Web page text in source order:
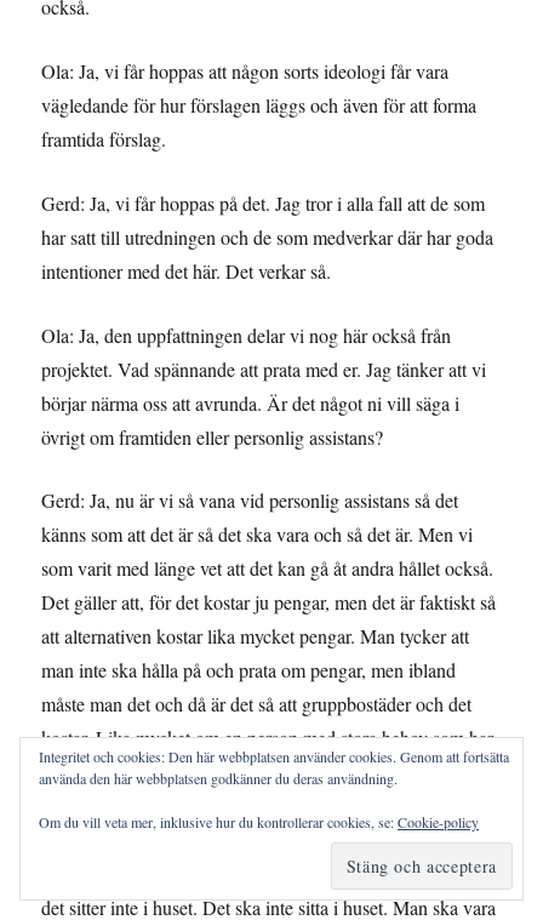
också.
Ola: Ja, vi får hoppas att någon sorts ideologi får vara
vägledande för hur förslagen läggs och även för att forma
framtida förslag.
Gerd: Ja, vi får hoppas på det. Jag tror i alla fall att de som
har satt till utredningen och de som medverkar där har goda
intentioner med det här. Det verkar så.
Ola: Ja, den uppfattningen delar vi nog här också från
projektet. Vad spännande att prata med er. Jag tänker att vi
börjar närma oss att avrunda. Är det något ni vill säga i
övrigt om framtiden eller personlig assistans?
Gerd: Ja, nu är vi så vana vid personlig assistans så det
känns som att det är så det ska vara och så det är. Men vi
som varit med länge vet att det kan gå åt andra hållet också.
Det gäller att, för det kostar ju pengar, men det är faktiskt så
att alternativen kostar lika mycket pengar. Man tycker att
man inte ska hålla på och prata om pengar, men ibland
måste man det och då är det så att gruppbostäder och det
kostar. Lika mycket om en person med stora behov som har
personlig assistans skulle bo i en gruppbostad, då blir det
man som alla andra. Man betalar sin bostad och har stöd för
det. Men assistansen är assistansen. Det hänger inte i huset,
det sitter inte i huset. Det ska inte sitta i huset. Man ska vara
Integritet och cookies: Den här webbplatsen använder cookies. Genom att fortsätta
använda den här webbplatsen godkänner du deras användning.
Om du vill veta mer, inklusive hur du kontrollerar cookies, se:Cookie-policy